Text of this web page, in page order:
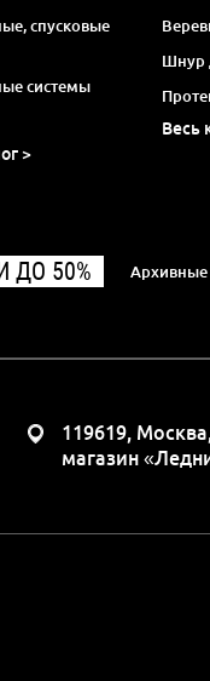
спусковые
системы
>
Шнур
Весь
ДО 50% Архивные
119619,
магазин